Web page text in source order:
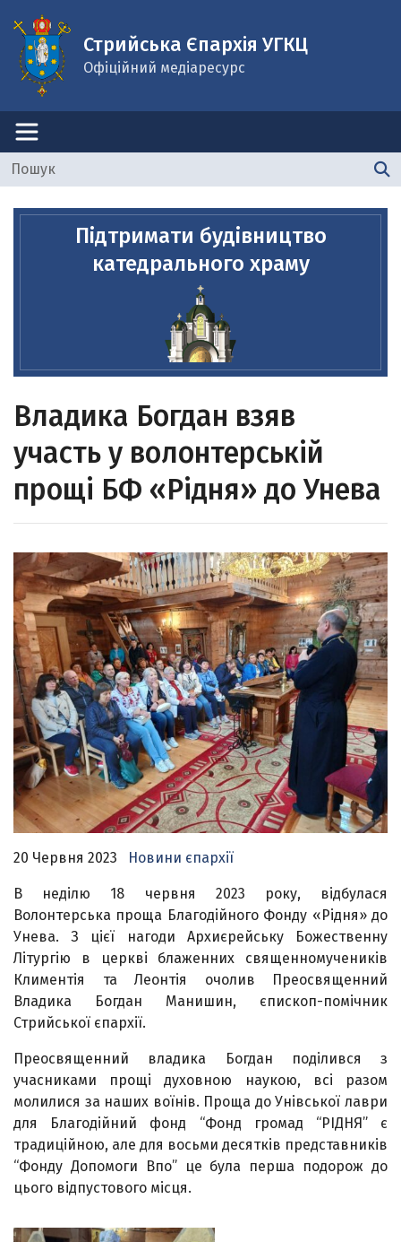
Стрийська Єпархія УГКЦ
Офіційний медіаресурс
Підтримати будівництво
катедрального храму
Владика Богдан взяв
участь у волонтерській
прощі БФ «Рідня» до Унева
20 Червня 2023 Новини єпархії
В неділю 18 червня 2023 року, відбулася
Волонтерська проща Благодійного Фонду «Рідня» до
Унева. З цієї нагоди Архиєрейську Божественну
Літургію в церкві блаженних священномучеників
Климентія та Леонтія очолив Преосвященний
Владика Богдан Манишин, єпископ-помічник
Стрийської єпархії.
Преосвященний владика Богдан поділився з
учасниками прощі духовною наукою, всі разом
молилися за наших воїнів. Проща до Унівської лаври
для
Благодійний фонд “Фонд громад “РІДНЯ”є
традиційною, але для восьми десятків представників
“Фонду Допомоги Впо”це була перша подорож до
цього відпустового місця.